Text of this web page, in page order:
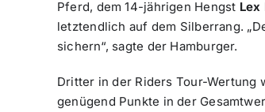
Pferd, dem 14-jährigen Hengst Lex
letztendlich auf dem Silberrang.
sichern“, sagte der Hamburger.
Dritter in der Riders Tour-Wertung
genügend Punkte in der